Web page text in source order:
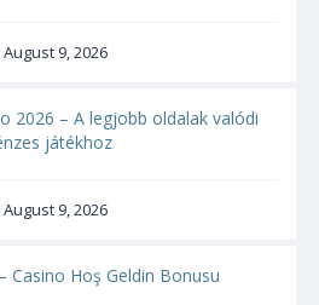
August 9, 2026
2026 – A legjobb oldalak valódi
játékhoz
August 9, 2026
Casino Hoş Geldin Bonusu